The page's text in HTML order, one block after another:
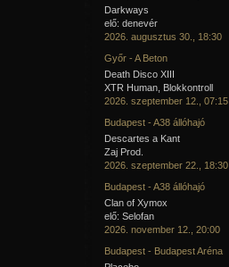
Darkways
elő: denevér
2026. augusztus 30., 18:30
Győr - A Beton
Death Disco XIII
XTR Human, Blokkontroll
2026. szeptember 12., 07:15
Budapest - A38 állóhajó
Descartes a Kant
Zaj Prod.
2026. szeptember 22., 18:30
Budapest - A38 állóhajó
Clan of Xymox
elő: Selofan
2026. november 12., 20:00
Budapest - Budapest Aréna